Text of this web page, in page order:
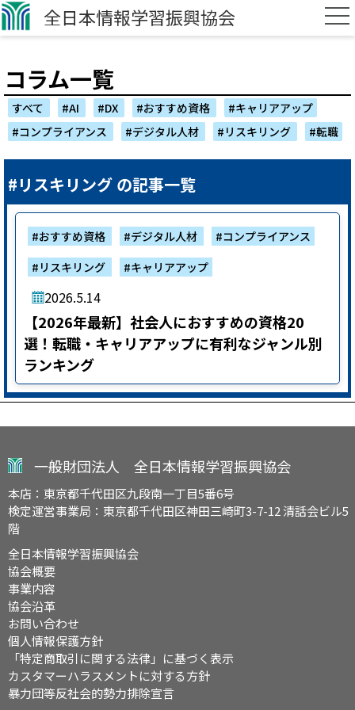
全日本情報学習振興協会
企業担当者向けページ
学生向けページ
オンライン試験システム構築
認定会場募集
認定会場専用サイト
領収書発行フォーム
お問い合わせ
コラム一覧
すべて #AI #DX #おすすめ資格
#キャリアアップ
#コンプライアンス
#デジタル人材 #リスキリング #転職
#リスキリング の記事一覧
#おすすめ資格 #デジタル人材
#コンプライアンス
#リスキリング
#キャリアアップ
2026.5.14
【2026年最新】社会人におすすめの資格20
選！転職・キャリアアップに有利なジャンル別
ランキング
一般財団法人 全日本情報学習振興協会
本店：東京都千代田区九段南一丁目5番6号
検定運営事業局：東京都千代田区神田三崎町3-7-12 清話会ビル5
階
全日本情報学習振興協会
協会概要
事業内容
協会沿革
お問い合わせ
個人情報保護方針
「特定商取引に関する法律」に基づく表示
カスタマーハラスメントに対する方針
暴力団等反社会的勢力排除宣言